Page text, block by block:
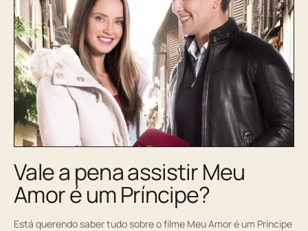
Vale a pena assistir Meu
Amor é um Príncipe?
Está querendo saber tudo sobre o filme Meu Amor é um Príncipe